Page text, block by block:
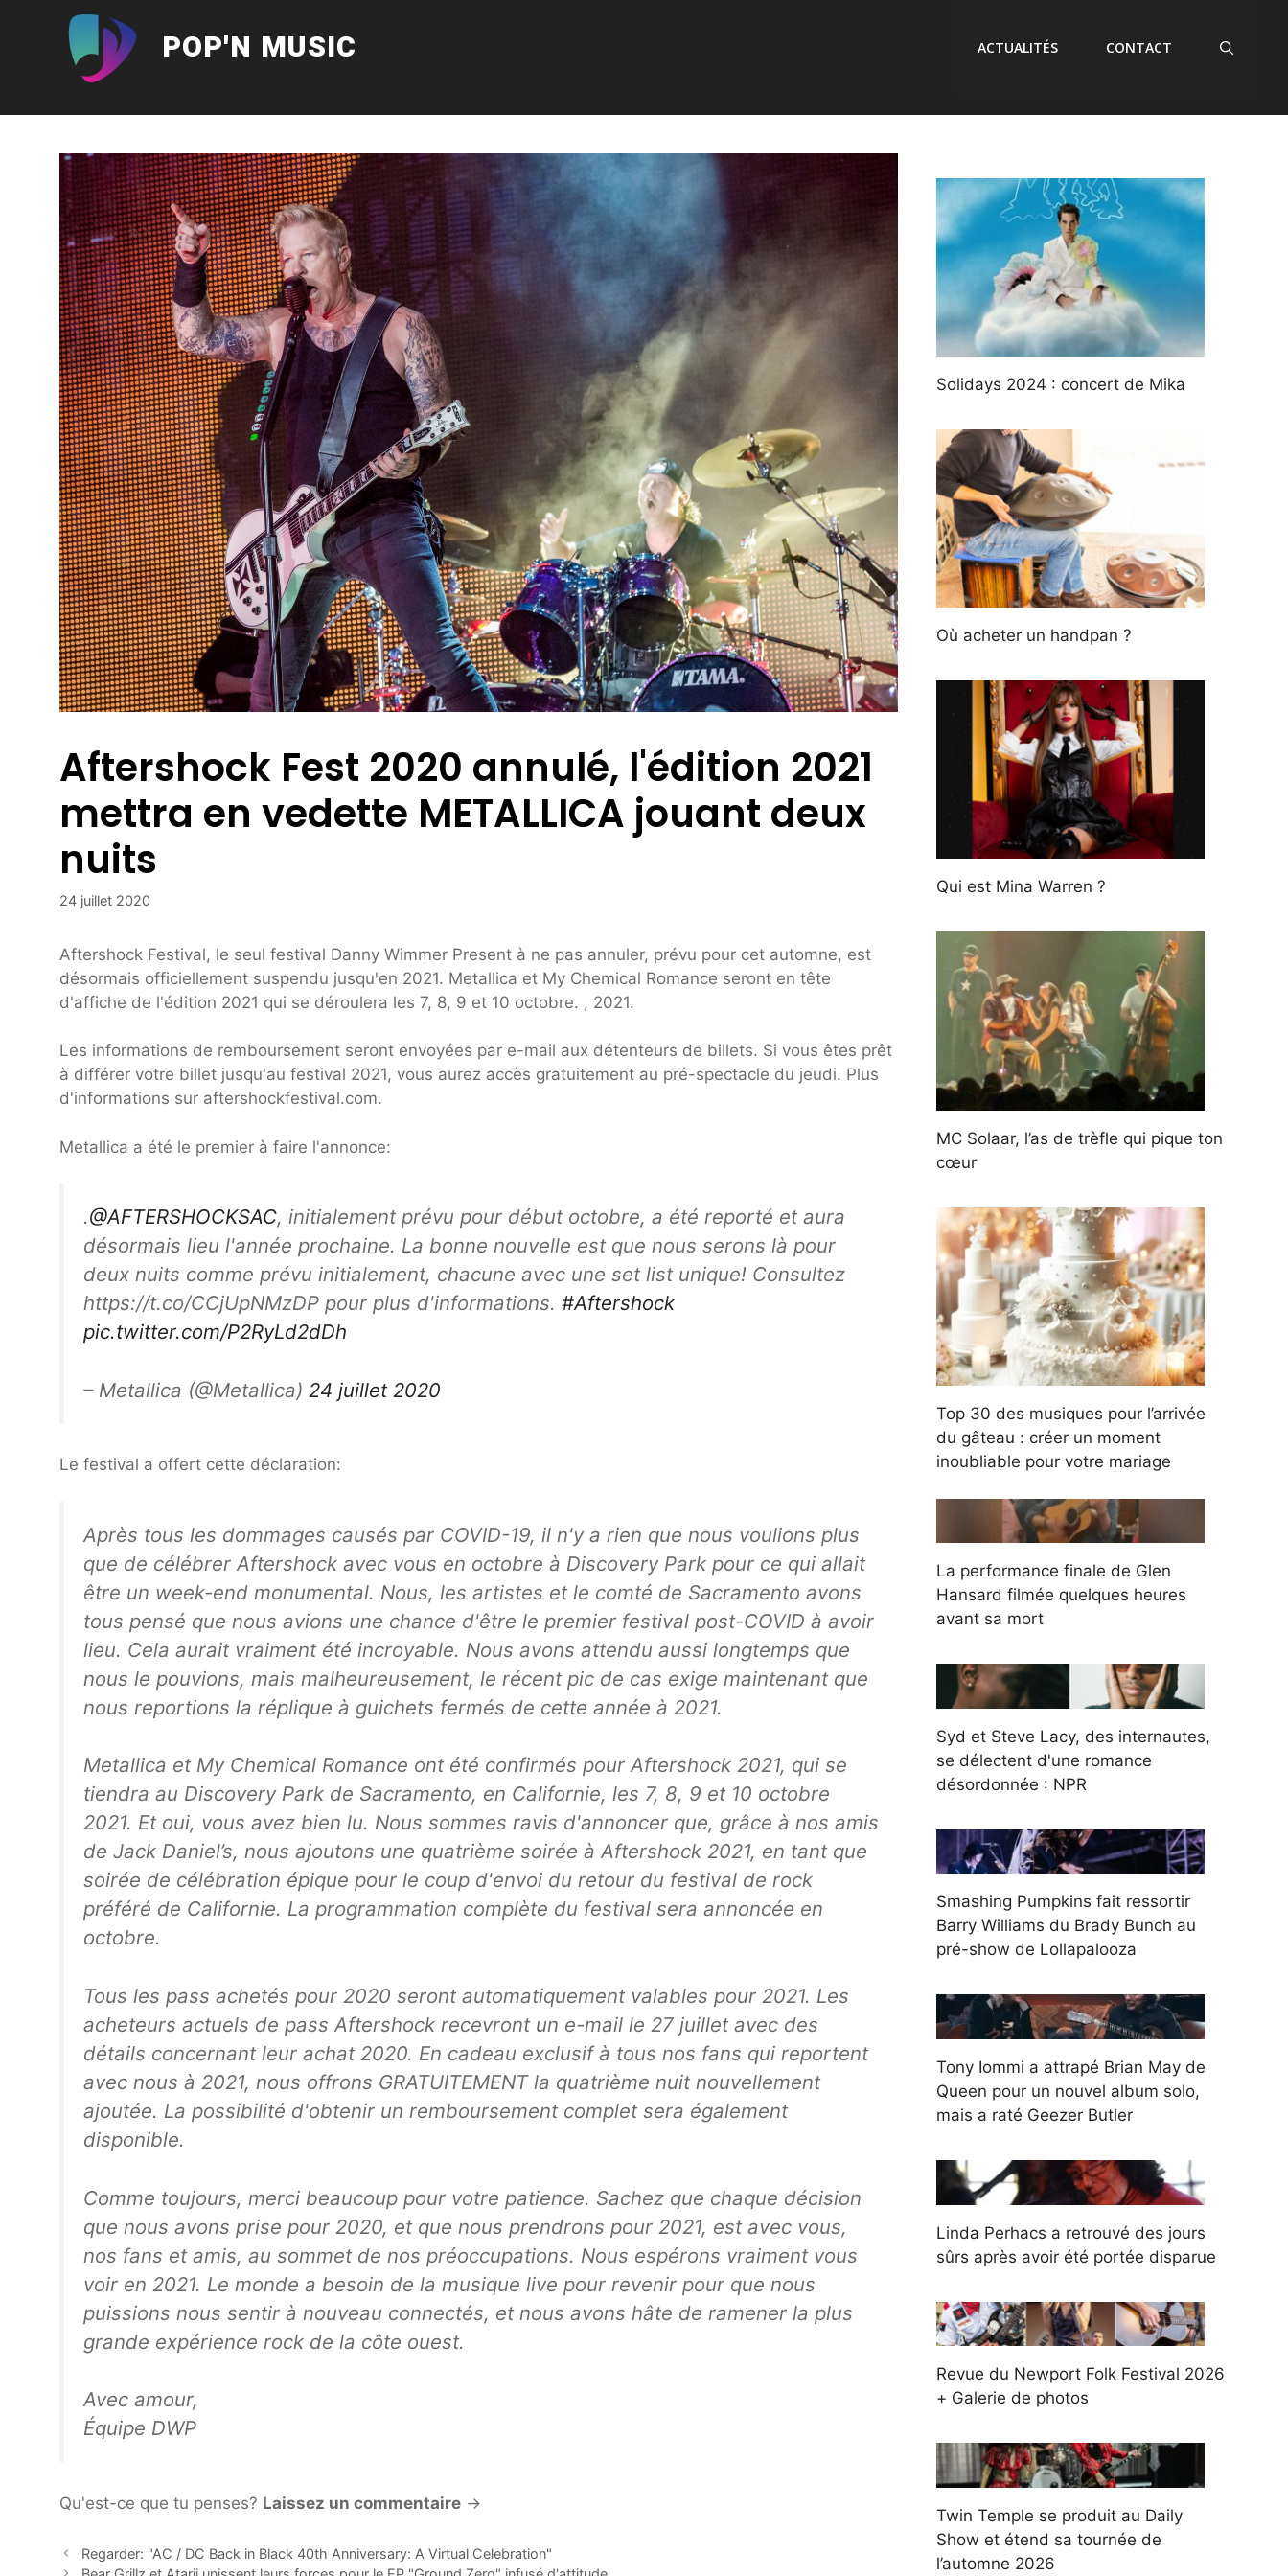
POP'N MUSIC ACTUALITÉS CONTACT
Aftershock Fest 2020 annulé, l'édition 2021
mettra en vedette METALLICA jouant deux
nuits
24 juillet 2020
Aftershock Festival, le seul festival Danny Wimmer Present à ne pas annuler, prévu pour cet automne, est
désormais officiellement suspendu jusqu'en 2021. Metallica et My Chemical Romance seront en tête
d'affiche de l'édition 2021 qui se déroulera les 7, 8, 9 et 10 octobre. , 2021.
Les informations de remboursement seront envoyées par e-mail aux détenteurs de billets. Si vous êtes prêt
à différer votre billet jusqu'au festival 2021, vous aurez accès gratuitement au pré-spectacle du jeudi. Plus
d'informations sur aftershockfestival.com.
Metallica a été le premier à faire l'annonce:
.@AFTERSHOCKSAC, initialement prévu pour début octobre, a été reporté et aura
désormais lieu l'année prochaine. La bonne nouvelle est que nous serons là pour
deux nuits comme prévu initialement, chacune avec une set list unique! Consultez
https://t.co/CCjUpNMzDP pour plus d'informations. #Aftershock
pic.twitter.com/P2RyLd2dDh
– Metallica (@Metallica) 24 juillet 2020
Le festival a offert cette déclaration:
Après tous les dommages causés par COVID-19, il n'y a rien que nous voulions plus
que de célébrer Aftershock avec vous en octobre à Discovery Park pour ce qui allait
être un week-end monumental. Nous, les artistes et le comté de Sacramento avons
tous pensé que nous avions une chance d'être le premier festival post-COVID à avoir
lieu. Cela aurait vraiment été incroyable. Nous avons attendu aussi longtemps que
nous le pouvions, mais malheureusement, le récent pic de cas exige maintenant que
nous reportions la réplique à guichets fermés de cette année à 2021.
Metallica et My Chemical Romance ont été confirmés pour Aftershock 2021, qui se
tiendra au Discovery Park de Sacramento, en Californie, les 7, 8, 9 et 10 octobre
2021. Et oui, vous avez bien lu. Nous sommes ravis d'annoncer que, grâce à nos amis
de Jack Daniel’s, nous ajoutons une quatrième soirée à Aftershock 2021, en tant que
soirée de célébration épique pour le coup d'envoi du retour du festival de rock
préféré de Californie. La programmation complète du festival sera annoncée en
octobre.
Tous les pass achetés pour 2020 seront automatiquement valables pour 2021. Les
acheteurs actuels de pass Aftershock recevront un e-mail le 27 juillet avec des
détails concernant leur achat 2020. En cadeau exclusif à tous nos fans qui reportent
avec nous à 2021, nous offrons GRATUITEMENT la quatrième nuit nouvellement
ajoutée. La possibilité d'obtenir un remboursement complet sera également
disponible.
Comme toujours, merci beaucoup pour votre patience. Sachez que chaque décision
que nous avons prise pour 2020, et que nous prendrons pour 2021, est avec vous,
nos fans et amis, au sommet de nos préoccupations. Nous espérons vraiment vous
voir en 2021. Le monde a besoin de la musique live pour revenir pour que nous
puissions nous sentir à nouveau connectés, et nous avons hâte de ramener la plus
grande expérience rock de la côte ouest.
Avec amour,
Équipe DWP
Qu'est-ce que tu penses? Laissez un commentaire →
Regarder: "AC / DC Back in Black 40th Anniversary: ​​A Virtual Celebration"
Solidays 2024 : concert de Mika
Où acheter un handpan ?
Qui est Mina Warren ?
MC Solaar, l’as de trèfle qui pique ton
cœur
Top 30 des musiques pour l’arrivée
du gâteau : créer un moment
inoubliable pour votre mariage
La performance finale de Glen
Hansard filmée quelques heures
avant sa mort
Syd et Steve Lacy, des internautes,
se délectent d'une romance
désordonnée : NPR
Smashing Pumpkins fait ressortir
Barry Williams du Brady Bunch au
pré-show de Lollapalooza
Tony Iommi a attrapé Brian May de
Queen pour un nouvel album solo,
mais a raté Geezer Butler
Linda Perhacs a retrouvé des jours
sûrs après avoir été portée disparue
Revue du Newport Folk Festival 2026
+ Galerie de photos
Twin Temple se produit au Daily
Show et étend sa tournée de
l’automne 2026